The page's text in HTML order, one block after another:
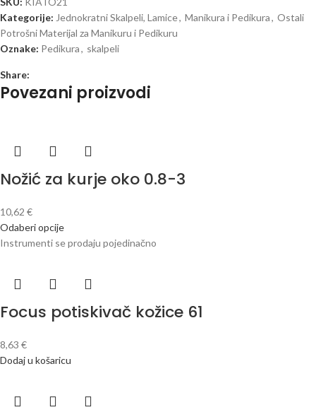
Kategorije: Jednokratni Skalpeli, Lamice, Manikura i Pedikura, Ostali
Potrošni Materijal za Manikuru i Pedikuru
Oznake: Pedikura, skalpeli
Share:
Povezani proizvodi
Nožić za kurje oko 0.8-3
10,62 €
Odaberi opcije
Instrumenti se prodaju pojedinačno
Focus potiskivač kožice 61
8,63 €
Dodaj u košaricu